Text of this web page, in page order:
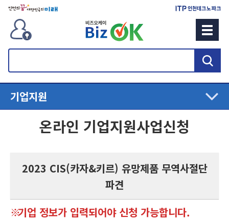
검
기업지원
온라인 기업지원사업신청
2023 CIS(카자&키르) 유망제품 무역사절단
파견
기업 정보가 입력되어야 신청 가능합니다.